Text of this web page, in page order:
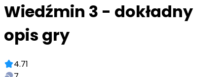
Wiedźmin 3 - dokładny
opis gry
4.71